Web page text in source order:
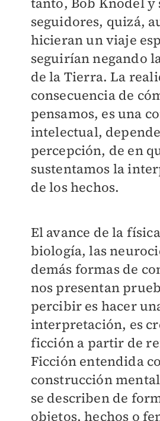
seguidores, quizá,
hicieran un viaje
seguirían negando
de la Tierra. La
consecuencia de
pensamos, es una
intelectual,
percepción, de en
sustentamos la
de los hechos.
El avance de la
biología, las
demás formas de
nos presentan
percibir es hacer
interpretación, es
ficción a partir de
Ficción entendida
construcción
se describen de
objetos, hechos o